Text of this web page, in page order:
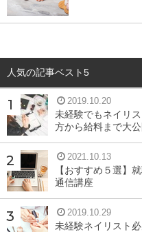
人気の記事ベスト5
2019.10.20
未経験でもネイリ
方から給料まで大公
2021.10.13
【おすすめ５選】
通信講座
2019.10.29
未経験ネイリスト